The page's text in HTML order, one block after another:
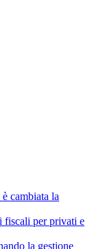
cambiata la
fiscali per privati e
la gestione